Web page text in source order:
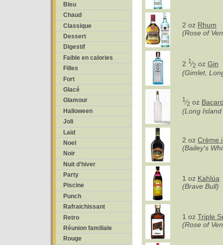
Bleu
Chaud
Classique
Dessert
Digestif
Faible en calories
Filles
Fort
Glacé
Glamour
Halloween
Joli
Laid
Noel
Noir
Nuit d'hiver
Party
Piscine
Punch
Rafraichissant
Retro
Réunion familiale
Rouge
2 oz Rhum
(Rose of
2 1 ⁄2 oz Gin
(Gimlet,
1 ⁄2 oz
(Long
2 oz Crème
(Bailey's
1 oz Kahlúa
(Brave Bull)
1 oz Triple
(Rose of